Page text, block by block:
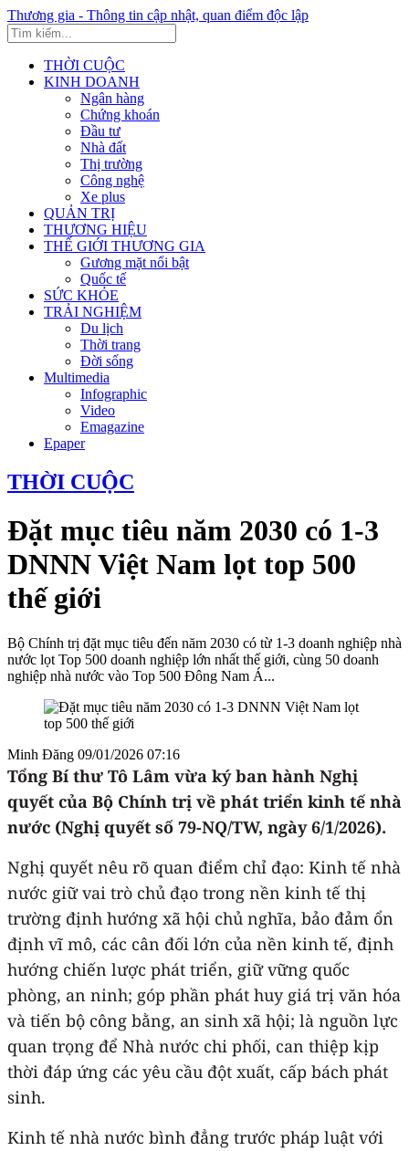
Thương gia - Thông tin cập nhật, quan điểm độc lập
THỜI CUỘC
KINH DOANH
Ngân hàng
Chứng khoán
Đầu tư
Nhà đất
Thị trường
Công nghệ
Xe plus
QUẢN TRỊ
THƯƠNG HIỆU
THẾ GIỚI THƯƠNG GIA
Gương mặt nổi bật
Quốc tế
SỨC KHỎE
TRẢI NGHIỆM
Du lịch
Thời trang
Đời sống
Multimedia
Infographic
Video
Emagazine
Epaper
THỜI CUỘC
Đặt mục tiêu năm 2030 có 1-3
DNNN Việt Nam lọt top 500
thế giới
Bộ Chính trị đặt mục tiêu đến năm 2030 có từ 1-3 doanh nghiệp nhà
nước lọt Top 500 doanh nghiệp lớn nhất thế giới, cùng 50 doanh
nghiệp nhà nước vào Top 500 Đông Nam Á...
Minh Đăng 09/01/2026 07:16
Tổng Bí thư Tô Lâm vừa ký ban hành Nghị
quyết của Bộ Chính trị về phát triển kinh tế nhà
nước (Nghị quyết số 79-NQ/TW, ngày 6/1/2026).
Nghị quyết nêu rõ quan điểm chỉ đạo: Kinh tế nhà
nước giữ vai trò chủ đạo trong nền kinh tế thị
trường định hướng xã hội chủ nghĩa, bảo đảm ổn
định vĩ mô, các cân đối lớn của nền kinh tế, định
hướng chiến lược phát triển, giữ vững quốc
phòng, an ninh; góp phần phát huy giá trị văn hóa
và tiến bộ công bằng, an sinh xã hội; là nguồn lực
quan trọng để Nhà nước chi phối, can thiệp kịp
thời đáp ứng các yêu cầu đột xuất, cấp bách phát
sinh.
Kinh tế nhà nước bình đẳng trước pháp luật với